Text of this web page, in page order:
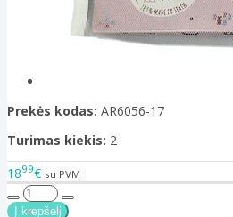
Prekės kodas: AR6056-17
Turimas kiekis: 2
1899€ su PVM